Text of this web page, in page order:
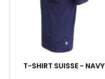
T-SHIRT SUISSE - NAVY